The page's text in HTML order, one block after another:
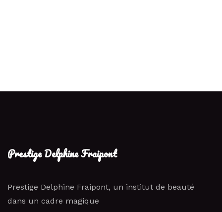
Prestige Delphine Fraipont
Prestige Delphine Fraipont, un institut de beauté
dans un cadre magique